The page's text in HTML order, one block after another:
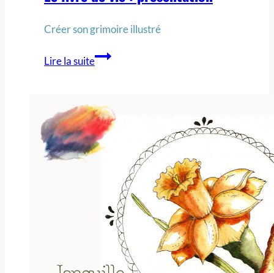
Créer son grimoire illustré
Lire la suite